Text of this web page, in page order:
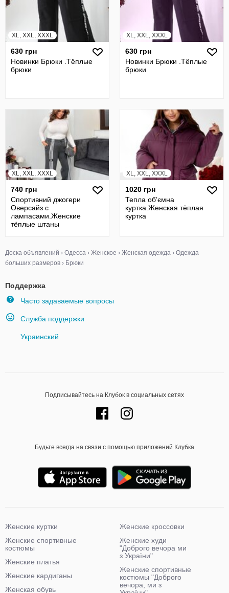
XL, XXL, XXXL
630 грн
Новинки Брюки .Тёплые
брюки
XL, XXL, XXXL
630 грн
Новинки Брюки .Тёплые
брюки
XL, XXL, XXXL
740 грн
Спортивний джогери
Оверсайз с
лампасами.Женские
тёплые штаны
XL, XXL, XXXL
1020 грн
Тепла обʼємна
куртка.Женская тёплая
куртка
Доска объявлений › Одесса › Женское › Женская одежда › Одежда
больших размеров › Брюки
Поддержка
Часто задаваемые вопросы
Служба поддержки
Украинский
Подписывайтесь на Клубок в социальных сетях
Будьте всегда на связи с помощью приложений Клубка
Женские куртки
Женские спортивные
костюмы
Женские платья
Женские кардиганы
Женская обувь
Женские кроссовки
Женские худи
"Доброго вечора ми
з України"
Женские спортивные
костюмы "Доброго
вечора, ми з